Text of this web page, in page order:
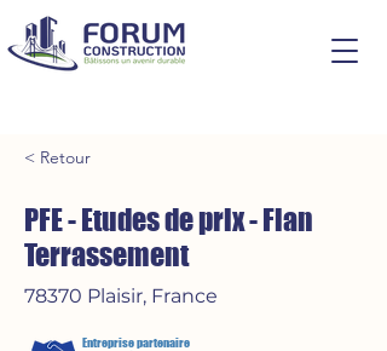
< Retour
PFE - Etudes de prix - Flan
Terrassement
78370 Plaisir, France
Entreprise partenaire